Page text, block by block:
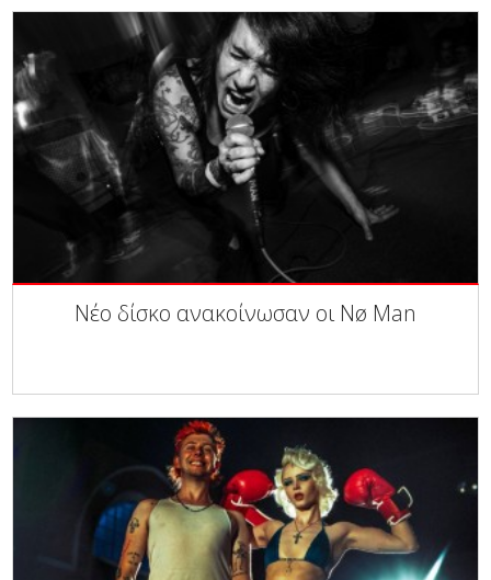
Νέο δίσκο ανακοίνωσαν οι Nø Man